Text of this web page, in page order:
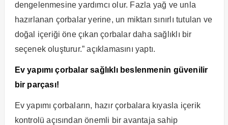
dengelenmesine yardımcı olur. Fazla yağ ve unla
hazırlanan çorbalar yerine, un miktarı sınırlı tutulan ve
doğal içeriği öne çıkan çorbalar daha sağlıklı bir
seçenek oluşturur.” açıklamasını yaptı.
Ev yapımı çorbalar sağlıklı beslenmenin güvenilir
bir parçası!
Ev yapımı çorbaların, hazır çorbalara kıyasla içerik
kontrolü açısından önemli bir avantaja sahip